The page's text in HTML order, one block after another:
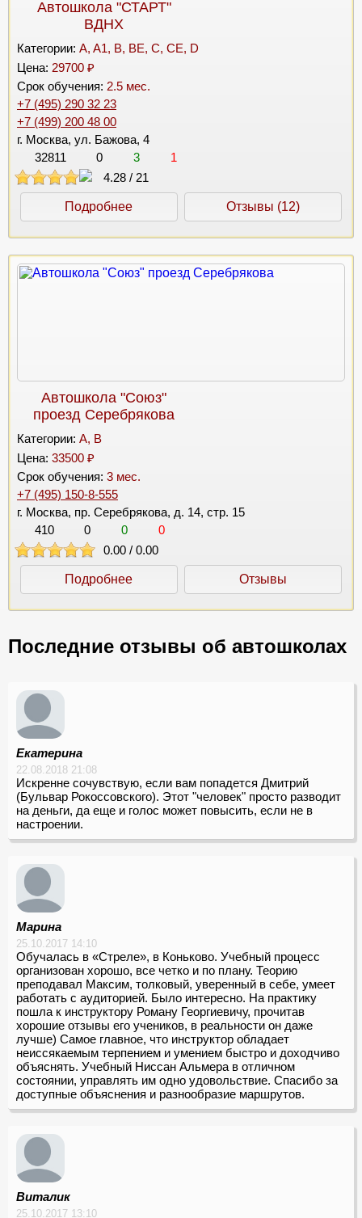
Автошкола "СТАРТ"
ВДНХ
Категории: A, A1, B, BE, C, CE, D
Цена: 29700 ₽
Срок обучения: 2.5 мес.
+7 (495) 290 32 23
+7 (499) 200 48 00
г. Москва, ул. Бажова, 4
32811
0 3
1
4.28 / 21
Подробнее Отзывы (12)
Автошкола "Союз"
проезд Серебрякова
Категории: A, B
Цена: 33500 ₽
Срок обучения: 3 мес.
+7 (495) 150-8-555
г. Москва, пр. Серебрякова, д. 14, стр. 15
410
0 0
0
0.00 / 0.00
Подробнее Отзывы
Последние отзывы об автошколах
Екатерина
22.08.2018 21:08
Искренне сочувствую, если вам попадется Дмитрий
(Бульвар Рокоссовского). Этот "человек" просто разводит
на деньги, да еще и голос может повысить, если не в
настроении.
Марина
25.10.2017 14:10
Обучалась в «Стреле», в Коньково. Учебный процесс
организован хорошо, все четко и по плану. Теорию
преподавал Максим, толковый, уверенный в себе, умеет
работать с аудиторией. Было интересно. На практику
пошла к инструктору Роману Георгиевичу, прочитав
хорошие отзывы его учеников, в реальности он даже
лучше) Самое главное, что инструктор обладает
неиссякаемым терпением и умением быстро и доходчиво
объяснять. Учебный Ниссан Альмера в отличном
состоянии, управлять им одно удовольствие. Спасибо за
доступные объяснения и разнообразие маршрутов.
Виталик
25.10.2017 13:10